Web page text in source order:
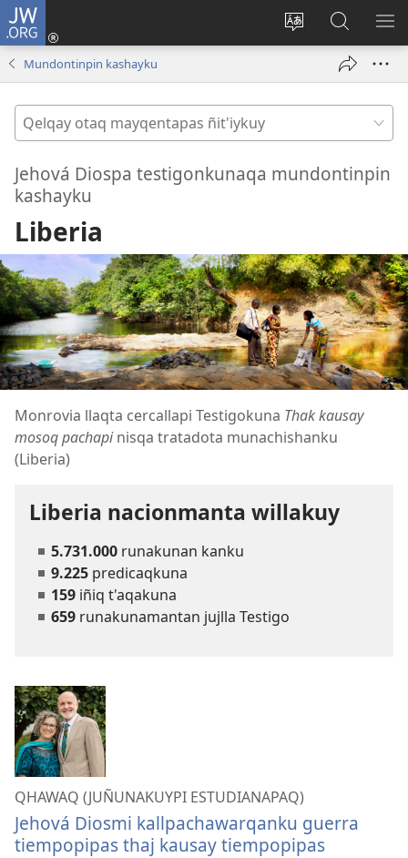
JW.ORG
Direccionpi
Sutiykiwan
jaykuy
JW.ORG
nisqapi
maskhay
Mundontinpin kashayku
Qelqay
otaq
mayqentapas
ñit'iykuy
Jehová Diospa testigonkunaqa mundontinpin
kashayku
Liberia
Monrovia llaqta cercallapi Testigokuna Thak kausay
mosoq pachapinisqa tratadota munachishanku
(Liberia)
Liberia nacionmanta willakuy
5.731.000 runakunan kanku
9.225 predicaqkuna
159 iñiq t'aqakuna
659 runakunamantan jujlla Testigo
QHAWAQ (JUÑUNAKUYPI ESTUDIANAPAQ)
Jehová Diosmi kallpachawarqanku guerra
tiempopipas thaj kausay tiempopipas